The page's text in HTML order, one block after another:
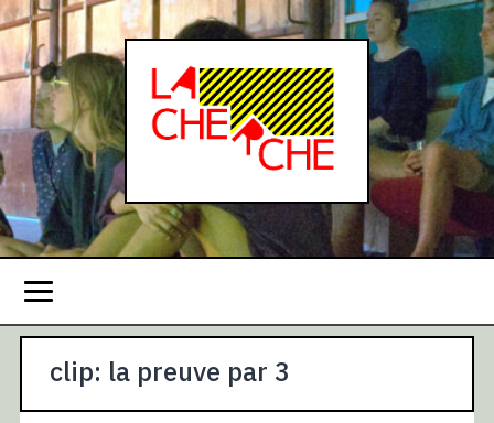
clip: la preuve par 3